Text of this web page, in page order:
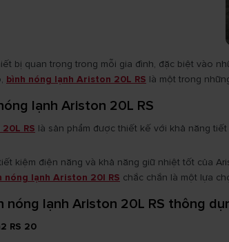
bị quan trọng trong mỗi gia đình, đặc biệt vào
bình nóng lạnh Ariston 20L RS là một trong
lạnh Ariston 20L RS
RS là sản phẩm được thiết kế với khả năng
kiệm điện năng và khả năng giữ nhiệt tốt của
nóng lạnh Ariston 20l RS chắc chắn là một lựa
nóng lạnh Ariston 20L RS thông
RS 20